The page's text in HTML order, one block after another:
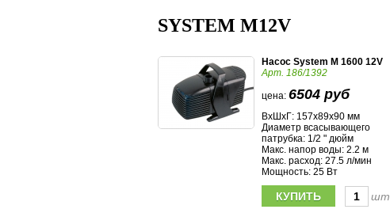
SYSTEM M12V
Насос System M 1600 12V
Арт. 186/1392
цена: 6504 руб
ВхШхГ: 157х89х90 мм
Диаметр всасывающего
патрубка: 1/2 " дюйм
Макс. напор воды: 2.2 м
Макс. расход: 27.5 л/мин
Мощность: 25 Вт
шт.